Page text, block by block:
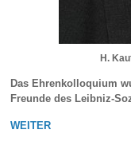
H.
Das Ehrenkolloquium
Freunde des Leibniz-
WEITER